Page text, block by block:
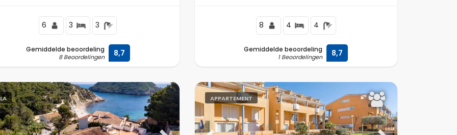
6 3 3
Gemiddelde beoordeling
8 Beoordelingen 8,7
8 4 4
Gemiddelde beoordeling
1 Beoordelingen 8,7
APPARTEMENT